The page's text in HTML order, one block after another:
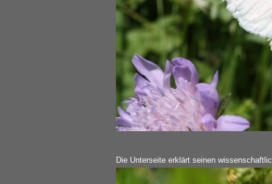
Die Unterseite erklärt seinen